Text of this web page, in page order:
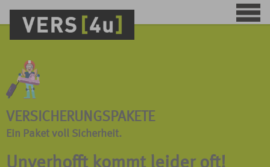
VERSICHERUNGSPAKETE
Ein Paket voll Sicherheit.
Unverhofft kommt leider oft!